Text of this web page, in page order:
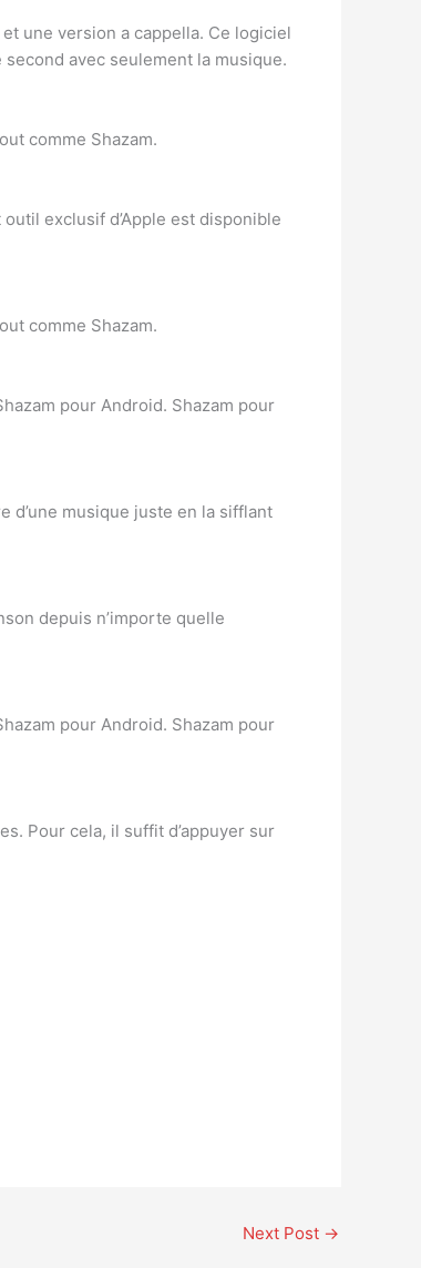
une version a cappella. Ce logiciel
avec seulement la musique.
comme Shazam.
exclusif d’Apple est disponible
comme Shazam.
pour Android. Shazam pour
d’une musique juste en la sifflant
depuis n’importe quelle
pour Android. Shazam pour
Pour cela, il suffit d’appuyer sur
Next Post →